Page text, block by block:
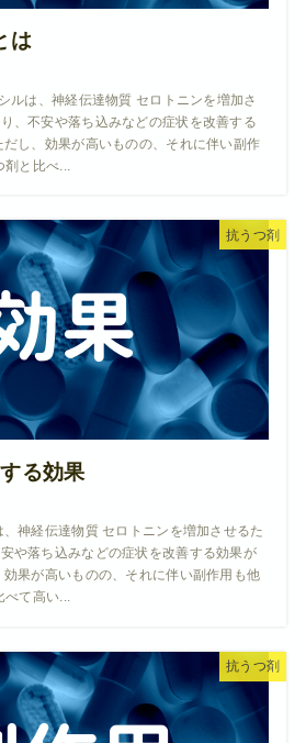
は
ルは、神経伝達物質 セロトニンを増加さ
、不安や落ち込みなどの症状を改善する
し、効果が高いものの、それに伴い副作
と比べ...
抗うつ剤
る効果
神経伝達物質 セロトニンを増加させるた
や落ち込みなどの症状を改善する効果が
果が高いものの、それに伴い副作用も他
べて高い...
抗うつ剤